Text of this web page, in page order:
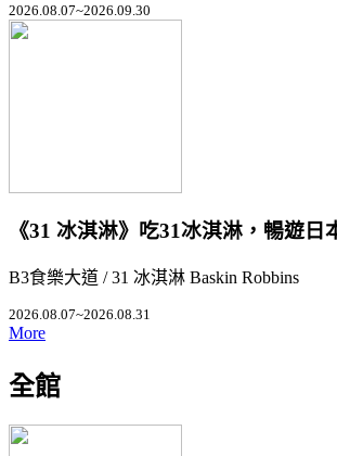
2026.08.07~2026.09.30
《31 冰淇淋》吃31冰淇淋，暢遊日
B3食樂大道 / 31 冰淇淋 Baskin Robbins
2026.08.07~2026.08.31
More
全館